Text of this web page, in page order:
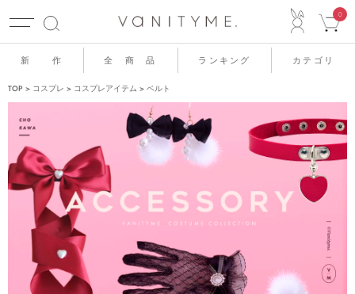
0
新 作 全 商 品 ランキング カテゴリ
TOP コスプレ コスプレアイテム ベルト